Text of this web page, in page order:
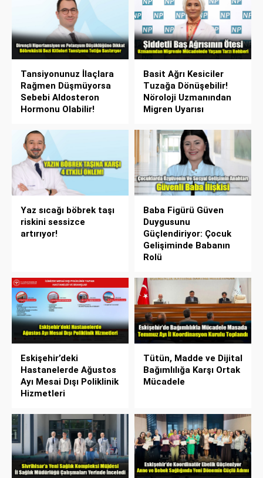
Tansiyonunuz İlaçlara
Rağmen Düşmüyorsa
Sebebi Aldosteron
Hormonu Olabilir!
Basit Ağrı Kesiciler
Tuzağa Dönüşebilir!
Nöroloji Uzmanından
Migren Uyarısı
Yaz sıcağı böbrek taşı
riskini sessizce
artırıyor!
Baba Figürü Güven
Duygusunu
Güçlendiriyor: Çocuk
Gelişiminde Babanın
Rolü
Eskişehir’deki
Hastanelerde Ağustos
Ayı Mesai Dışı Poliklinik
Hizmetleri
Tütün, Madde ve Dijital
Bağımlılığa Karşı Ortak
Mücadele